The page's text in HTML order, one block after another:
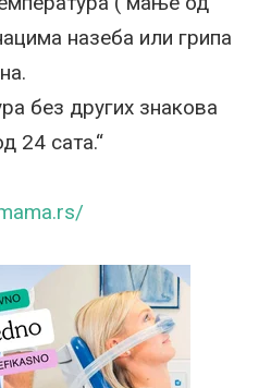
назеба или грипа
без других знакова
24 сата.“